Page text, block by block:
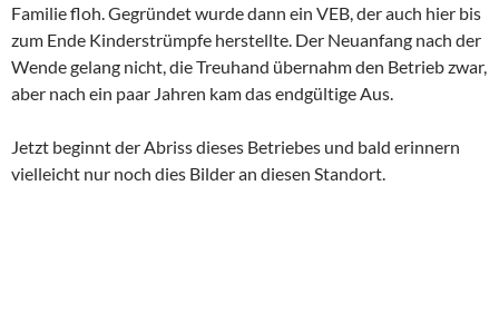
Familie floh. Gegründet wurde dann ein VEB, der auch hier bis
zum Ende Kinderstrümpfe herstellte. Der Neuanfang nach der
Wende gelang nicht, die Treuhand übernahm den Betrieb zwar,
aber nach ein paar Jahren kam das endgültige Aus.
Jetzt beginnt der Abriss dieses Betriebes und bald erinnern
vielleicht nur noch dies Bilder an diesen Standort.